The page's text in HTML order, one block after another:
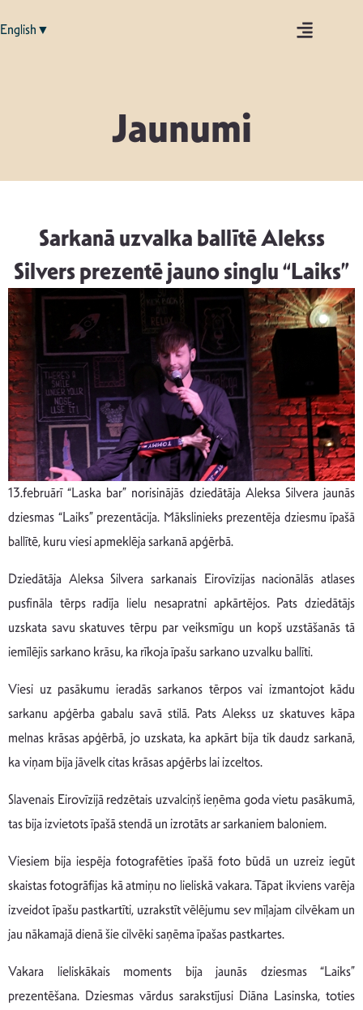
English▼
Jaunumi
Sarkanā uzvalka ballītē Alekss
Silvers prezentē jauno singlu “Laiks”
13.februārī “Laska bar” norisinājās dziedātāja Aleksa Silvera jaunās
dziesmas “Laiks” prezentācija. Mākslinieks prezentēja dziesmu īpašā
ballītē, kuru viesi apmeklēja sarkanā apģērbā.
Dziedātāja Aleksa Silvera sarkanais Eirovīzijas nacionālās atlases
pusfināla tērps radīja lielu nesapratni apkārtējos. Pats dziedātājs
uzskata savu skatuves tērpu par veiksmīgu un kopš uzstāšanās tā
iemīlējis sarkano krāsu, ka rīkoja īpašu sarkano uzvalku ballīti.
Viesi uz pasākumu ieradās sarkanos tērpos vai izmantojot kādu
sarkanu apģērba gabalu savā stilā. Pats Alekss uz skatuves kāpa
melnas krāsas apģērbā, jo uzskata, ka apkārt bija tik daudz sarkanā,
ka viņam bija jāvelk citas krāsas apģērbs lai izceltos.
Slavenais Eirovīzijā redzētais uzvalciņš ieņēma goda vietu pasākumā,
tas bija izvietots īpašā stendā un izrotāts ar sarkaniem baloniem.
Viesiem bija iespēja fotografēties īpašā foto būdā un uzreiz iegūt
skaistas fotogrāfijas kā atmiņu no lieliskā vakara. Tāpat ikviens varēja
izveidot īpašu pastkartīti, uzrakstīt vēlējumu sev mīļajam cilvēkam un
jau nākamajā dienā šie cilvēki saņēma īpašas pastkartes.
Vakara lieliskākais moments bija jaunās dziesmas “Laiks”
prezentēšana. Dziesmas vārdus sarakstījusi Diāna Lasinska, toties